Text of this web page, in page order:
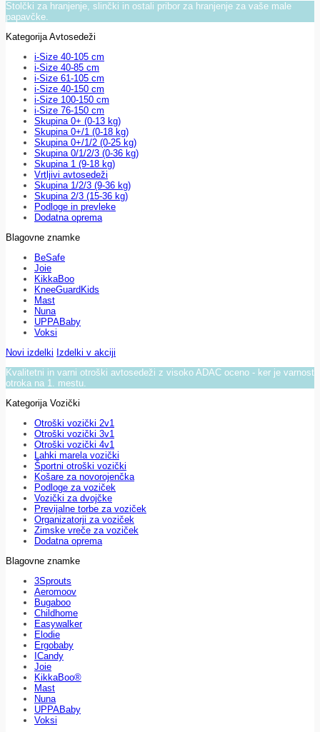
Stolčki za hranjenje, slinčki in ostali pribor za hranjenje za vaše male
papavčke.
Kategorija Avtosedeži
i-Size 40-105 cm
i-Size 40-85 cm
i-Size 61-105 cm
i-Size 40-150 cm
i-Size 100-150 cm
i-Size 76-150 cm
Skupina 0+ (0-13 kg)
Skupina 0+/1 (0-18 kg)
Skupina 0+/1/2 (0-25 kg)
Skupina 0/1/2/3 (0-36 kg)
Skupina 1 (9-18 kg)
Vrtljivi avtosedeži
Skupina 1/2/3 (9-36 kg)
Skupina 2/3 (15-36 kg)
Podloge in prevleke
Dodatna oprema
Blagovne znamke
BeSafe
Joie
KikkaBoo
KneeGuardKids
Mast
Nuna
UPPABaby
Voksi
Novi izdelki Izdelki v akciji
Kvalitetni in varni otroški avtosedeži z visoko ADAC oceno - ker je varnost
otroka na 1. mestu.
Kategorija Vozički
Otroški vozički 2v1
Otroški vozički 3v1
Otroški vozički 4v1
Lahki marela vozički
Športni otroški vozički
Košare za novorojenčka
Podloge za voziček
Vozički za dvojčke
Previjalne torbe za voziček
Organizatorji za voziček
Zimske vreče za voziček
Dodatna oprema
Blagovne znamke
3Sprouts
Aeromoov
Bugaboo
Childhome
Easywalker
Elodie
Ergobaby
ICandy
Joie
KikkaBoo®
Mast
Nuna
UPPABaby
Voksi